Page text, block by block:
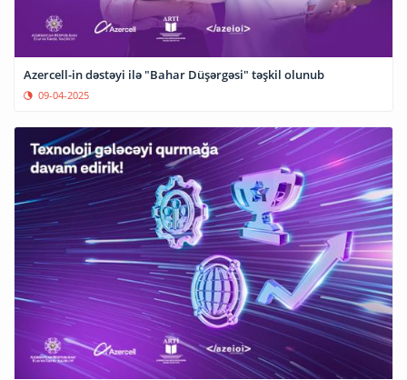
Azercell-in dəstəyi ilə "Bahar Düşərgəsi" təşkil olunub
09-04-2025